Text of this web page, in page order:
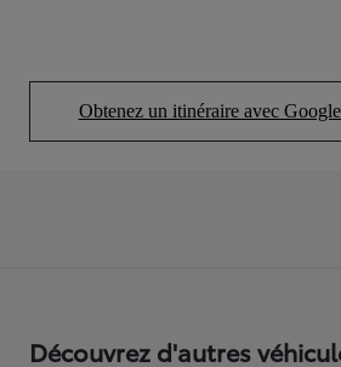
Obtenez un itinéraire avec
(Opens in
Découvrez d'autres